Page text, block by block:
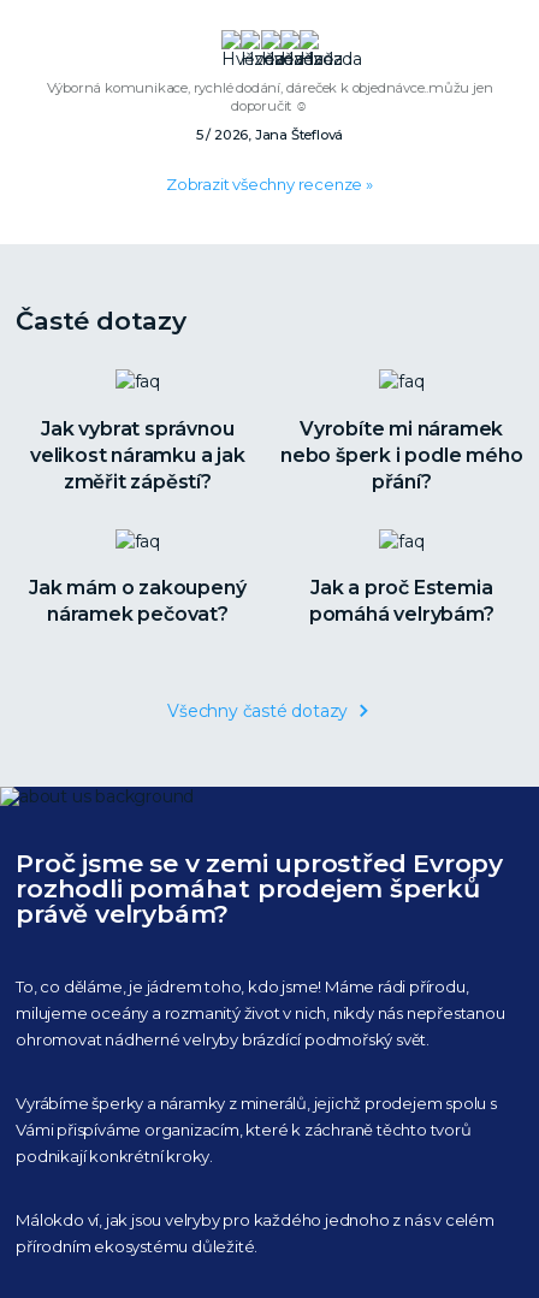
Výborná komunikace, rychlé dodání, dáreček k objednávce..můžu jen
doporučit ☺️
5 / 2026, Jana Šteflová
Zobrazit všechny recenze »
Časté dotazy
Jak vybrat správnou
velikost náramku a jak
změřit zápěstí?
Vyrobíte mi náramek
nebo šperk i podle mého
přání?
Jak mám o zakoupený
náramek pečovat?
Jak a proč Estemia
pomáhá velrybám?
Všechny časté dotazy
Proč jsme se v zemi uprostřed Evropy
rozhodli pomáhat prodejem šperků
právě velrybám?
To, co děláme, je jádrem toho, kdo jsme! Máme rádi přírodu,
milujeme oceány a rozmanitý život v nich, nikdy nás nepřestanou
ohromovat nádherné velryby brázdící podmořský svět.
Vyrábíme šperky a náramky z minerálů, jejichž prodejem spolu s
Vámi přispíváme organizacím, které k záchraně těchto tvorů
podnikají konkrétní kroky.
Málokdo ví, jak jsou velryby pro každého jednoho z nás v celém
přírodním ekosystému důležité.